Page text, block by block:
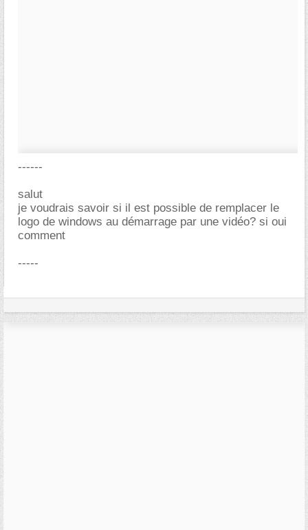
------
salut
je voudrais savoir si il est possible de remplacer le
logo de windows au démarrage par une vidéo? si oui
comment
-----